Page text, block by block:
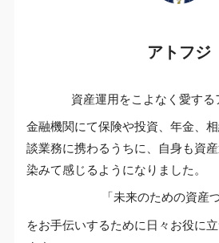
アトフジ
資産運用をこよなく愛する
金融機関にて保険や投資、年金、
談業務に携わるうちに、自身も資
染みて感じるようになりました。
「未来のための資産
をお手伝いするために日々お役に